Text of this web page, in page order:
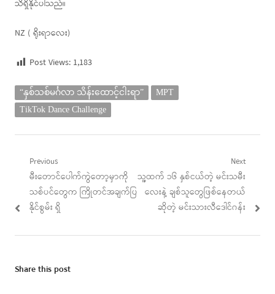
သိရှိနိုင်ပါသည်။
NZ ( ရိုးရာလေး)
Post Views: 1,183
“နှစ်သစ်မင်္ဂလာ သိန်းထောင့်ငါးရာ”
MPT
TikTok Dance Challenge
Post
navigation
Previous
Previous
post:
မီးတောင်ပေါက်ကွဲတော့မှာကို
သစ်ပင်တွေက ကြိုတင်အချက်ပြ
နိုင်စွမ်း ရှိ
Next
Next
post:
သူ့ထက် ၁၆ နှစ်ငယ်တဲ့ မင်းသမီး
လေးနဲ့ ချစ်သူတွေဖြစ်နေတယ်
ဆိုတဲ့ မင်းသားလီဒေါင်ဂန်း
Share this post